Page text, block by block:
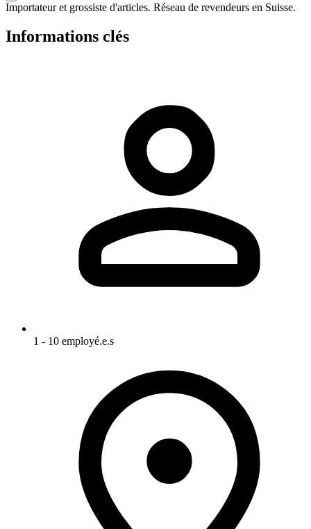
Importateur et grossiste d'articles. Réseau de revendeurs en Suisse.
Informations clés
1 - 10 employé.e.s